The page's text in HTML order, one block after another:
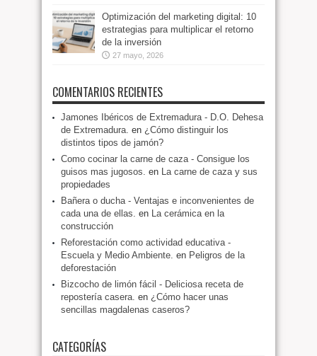
Optimización del marketing digital: 10
estrategias para multiplicar el retorno
de la inversión
27 mayo, 2026
COMENTARIOS RECIENTES
Jamones Ibéricos de Extremadura - D.O. Dehesa
de Extremadura. en ¿Cómo distinguir los
distintos tipos de jamón?
Como cocinar la carne de caza - Consigue los
guisos mas jugosos. en La carne de caza y sus
propiedades
Bañera o ducha - Ventajas e inconvenientes de
cada una de ellas. en La cerámica en la
construcción
Reforestación como actividad educativa -
Escuela y Medio Ambiente. en Peligros de la
deforestación
Bizcocho de limón fácil - Deliciosa receta de
repostería casera. en ¿Cómo hacer unas
sencillas magdalenas caseros?
CATEGORÍAS